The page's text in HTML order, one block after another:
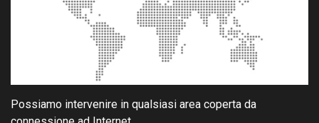
Possiamo intervenire in qualsiasi area coperta da